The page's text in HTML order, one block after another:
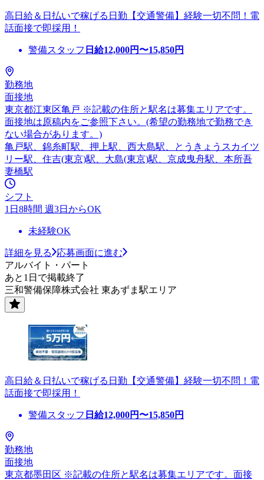
高日給＆日払いで稼げる日勤【交通警備】経験一切不問！電
話面接で即採用！
警備スタッフ 日給12,000円〜15,850円
勤務地
面接地
東京都江東区亀戸 ※記載の住所と駅名は募集エリアです。
面接地は原稿内をご参照下さい。(希望の勤務地で勤務でき
ない場合があります。)
亀戸駅、錦糸町駅、押上駅、西大島駅、とうきょうスカイツ
リー駅、住吉(東京)駅、大島(東京)駅、京成曳舟駅、本所吾
妻橋駅
シフト
1日8時間 週3日からOK
未経験OK
詳細を見る
応募画面に進む
アルバイト・パート
あと1日で掲載終了
三和警備保障株式会社 東あずま駅エリア
高日給＆日払いで稼げる日勤【交通警備】経験一切不問！電
話面接で即採用！
警備スタッフ 日給12,000円〜15,850円
勤務地
面接地
東京都墨田区 ※記載の住所と駅名は募集エリアです。面接